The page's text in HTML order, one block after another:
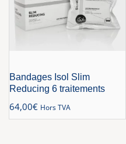
Bandages Isol Slim
Reducing 6 traitements
64,00€ Hors TVA